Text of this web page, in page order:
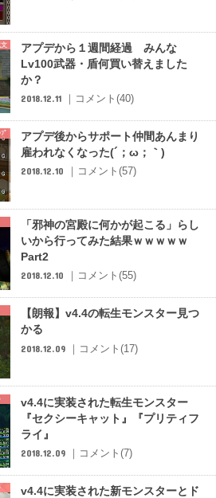
アプデから１週間経過 みんな
Lv100武器・盾何買い替えました
か？
2018.12.11｜コメント(40)
ﾟ
アプデ後からサポート仲間あんまり
雇われなくなった(´；ω；｀)
2018.12.10 ｜コメント(57)
「邪神の宮殿に何かが起こる」らし
いから行ってみた結果ｗｗｗｗｗ
Part2
2018.12.10 ｜コメント(55)
【朗報】v4.4の転生モンスター見つ
かる
2018.12.09｜コメント(17)
v4.4に実装された転生モンスター
『セクシーキャット』『プリティフ
ライ』
2018.12.09｜コメント(7)
v4.4に実装された新モンスターとド